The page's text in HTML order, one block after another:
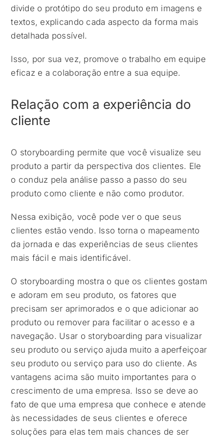
divide o protótipo do seu produto em imagens e
textos, explicando cada aspecto da forma mais
detalhada possível.
Isso, por sua vez, promove o trabalho em equipe
eficaz e a colaboração entre a sua equipe.
Relação com a experiência do
cliente
O storyboarding permite que você visualize seu
produto a partir da perspectiva dos clientes. Ele
o conduz pela análise passo a passo do seu
produto como cliente e não como produtor.
Nessa exibição, você pode ver o que seus
clientes estão vendo. Isso torna o mapeamento
da jornada e das experiências de seus clientes
mais fácil e mais identificável.
O storyboarding mostra o que os clientes gostam
e adoram em seu produto, os fatores que
precisam ser aprimorados e o que adicionar ao
produto ou remover para facilitar o acesso e a
navegação. Usar o storyboarding para visualizar
seu produto ou serviço ajuda muito a aperfeiçoar
seu produto ou serviço para uso do cliente. As
vantagens acima são muito importantes para o
crescimento de uma empresa. Isso se deve ao
fato de que uma empresa que conhece e atende
às necessidades de seus clientes e oferece
soluções para elas tem mais chances de ser